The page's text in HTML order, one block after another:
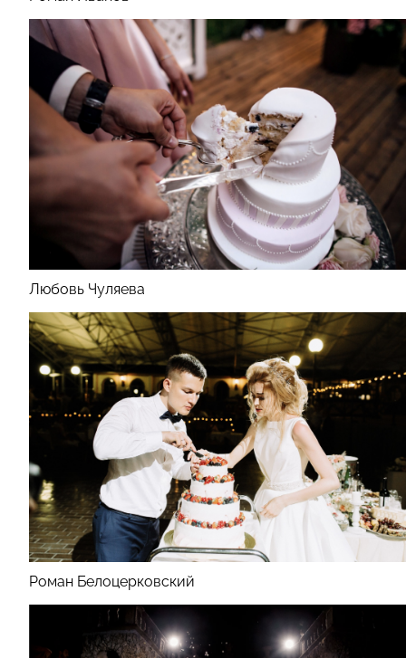
Любовь Чуляева
Роман Белоцерковский